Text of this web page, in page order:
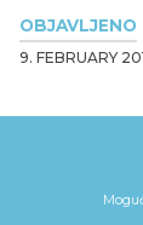
OBJAVLJENO
9. FEBRUARY